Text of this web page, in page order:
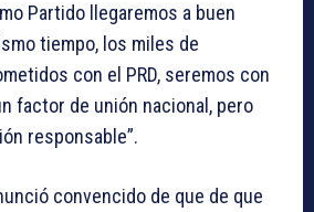
Partido llegaremos a buen
tiempo, los miles de
con el PRD, seremos con
factor de unión nacional, pero
responsable”.
convencido de que de que